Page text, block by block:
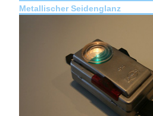
Metallischer Seidenglanz